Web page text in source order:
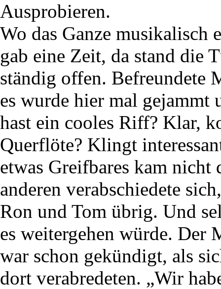
Ausprobieren.
Wo das Ganze musikalisch
gab eine Zeit, da stand die
ständig offen. Befreundete
es wurde hier mal gejammt
hast ein cooles Riff? Klar,
Querflöte? Klingt
etwas Greifbares kam nicht
anderen verabschiedete
Ron und Tom übrig. Und
es weitergehen würde. Der
war schon gekündigt, als
dort verabredeten. „Wir